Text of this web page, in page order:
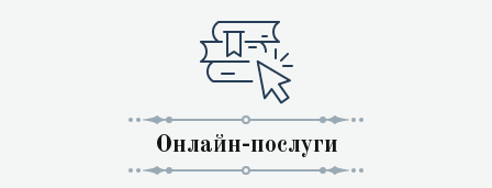
Онлайн-послуги